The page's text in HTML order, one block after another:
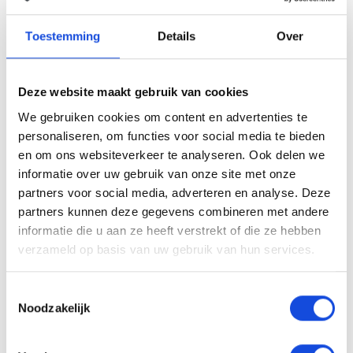
Toestemming Details Over
Deze website maakt gebruik van cookies
We gebruiken cookies om content en advertenties te
personaliseren, om functies voor social media te bieden
en om ons websiteverkeer te analyseren. Ook delen we
informatie over uw gebruik van onze site met onze
partners voor social media, adverteren en analyse. Deze
partners kunnen deze gegevens combineren met andere
informatie die u aan ze heeft verstrekt of die ze hebben
verzameld op basis van uw gebruik van hun services.
Noodzakelijk
voorspoiler
zij airbag(s) voor
Beschrijving auto
EU verantwoordelijke: SKODA AUTO a.s. tr. Václava
Klementa 869 29301 Mladá Boleslav, CZ +420-
236090002 https://www.skoda-auto.com/
infoline@skoda-auto.cz
De auto van uw keuze tegen een scherpe
doen meer. We bieden u de keuze uit een aantal